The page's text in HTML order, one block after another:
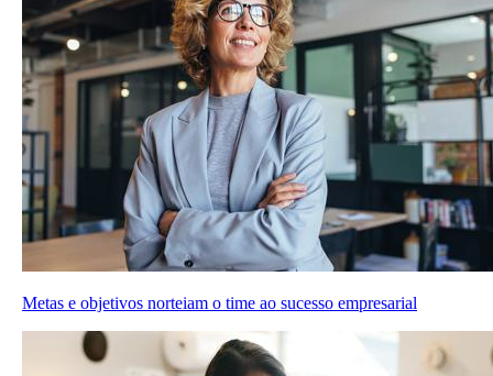
Metas e objetivos norteiam o time ao sucesso empresarial